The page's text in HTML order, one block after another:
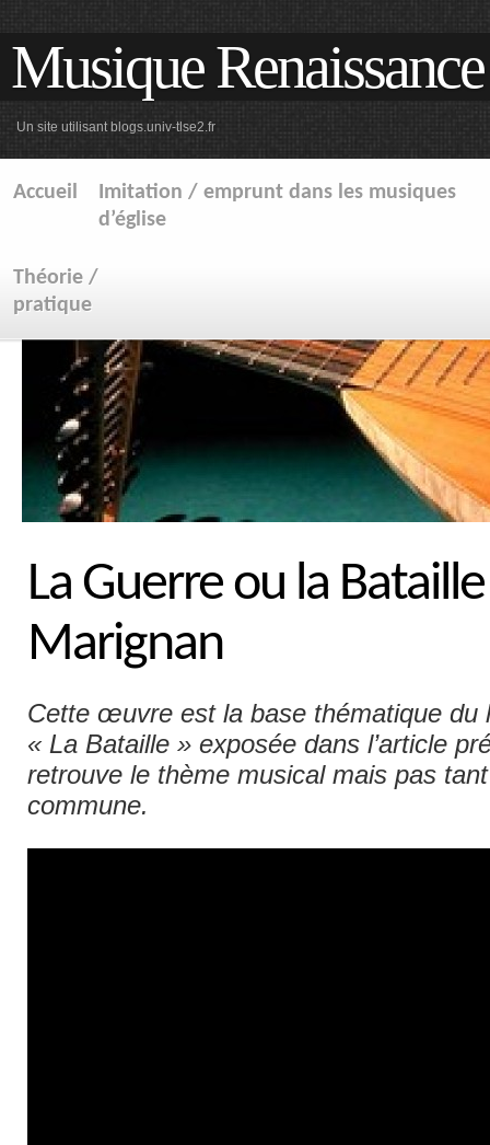
Musique Renaissance
Un site utilisant blogs.univ-tlse2.fr
Accueil
Imitation / emprunt dans les musiques
d’église
Théorie /
pratique
La Guerre ou la
Marignan
Cette œuvre est la base thématique du
« La Bataille » exposée dans l’article
retrouve le thème musical mais pas
commune.